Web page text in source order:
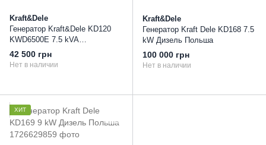
Kraft&Dele
Генератор Kraft&Dele KD120
KWD6500E 7.5 kVA
12/230/400V Дизель 3-х
фазный Польша
42 500 грн
Нет в наличии
Kraft&Dele
Генератор Kraft Dele KD168 7.5
kW Дизель Польша
100 000 грн
Нет в наличии
ХИТ